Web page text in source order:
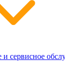
и сервисное